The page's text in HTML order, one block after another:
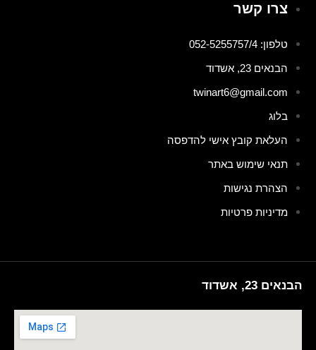
צרו קשר
טלפון: 052-5255757/4
הבנאים 23, אשדוד
twinart6@gmail.com
בלוג
העלאת קובץ אישי להדפסה
תנאי שימוש באתר
הצהרת נגישות
מדיניות פרטיות
הבנאים 23, אשדוד